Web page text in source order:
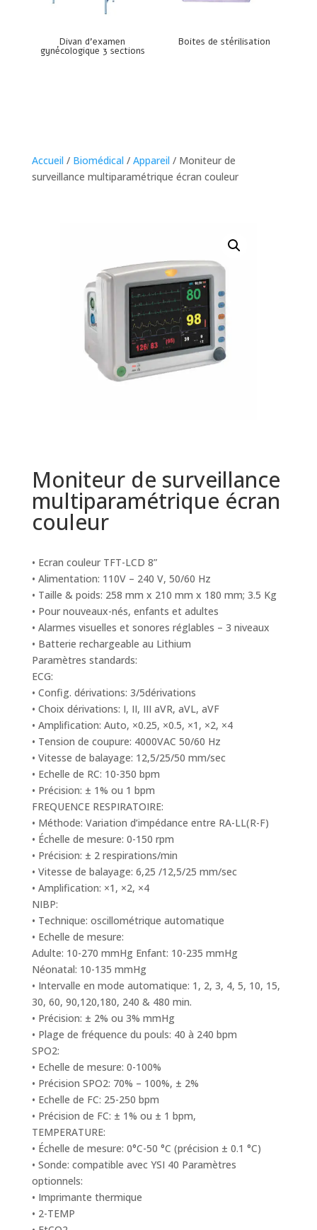
Divan d’examen
gynécologique 3 sections
Boites de stérilisation
Accueil / Biomédical / Appareil / Moniteur de
surveillance multiparamétrique écran couleur
Moniteur de surveillance
multiparamétrique écran
couleur
• Ecran couleur TFT-LCD 8”
• Alimentation: 110V – 240 V, 50/60 Hz
• Taille & poids: 258 mm x 210 mm x 180 mm; 3.5 Kg
• Pour nouveaux-nés, enfants et adultes
• Alarmes visuelles et sonores réglables – 3 niveaux
• Batterie rechargeable au Lithium
Paramètres standards:
ECG:
• Config. dérivations: 3/5dérivations
• Choix dérivations: I, II, III aVR, aVL, aVF
• Amplification: Auto, ×0.25, ×0.5, ×1, ×2, ×4
• Tension de coupure: 4000VAC 50/60 Hz
• Vitesse de balayage: 12,5/25/50 mm/sec
• Echelle de RC: 10-350 bpm
• Précision: ± 1% ou 1 bpm
FREQUENCE RESPIRATOIRE:
• Méthode: Variation d’impédance entre RA-LL(R-F)
• Échelle de mesure: 0-150 rpm
• Précision: ± 2 respirations/min
• Vitesse de balayage: 6,25 /12,5/25 mm/sec
• Amplification: ×1, ×2, ×4
NIBP:
• Technique: oscillométrique automatique
• Echelle de mesure:
Adulte: 10-270 mmHg Enfant: 10-235 mmHg
Néonatal: 10-135 mmHg
• Intervalle en mode automatique: 1, 2, 3, 4, 5, 10, 15,
30, 60, 90,120,180, 240 & 480 min.
• Précision: ± 2% ou 3% mmHg
• Plage de fréquence du pouls: 40 à 240 bpm
SPO2:
• Echelle de mesure: 0-100%
• Précision SPO2: 70% – 100%, ± 2%
• Echelle de FC: 25-250 bpm
• Précision de FC: ± 1% ou ± 1 bpm,
TEMPERATURE:
• Échelle de mesure: 0°C-50 °C (précision ± 0.1 °C)
• Sonde: compatible avec YSI 40 Paramètres
optionnels:
• Imprimante thermique
• 2-TEMP